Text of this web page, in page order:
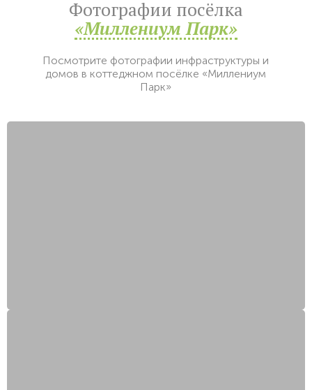
Фотографии посёлка
«Миллениум Парк»
Посмотрите фотографии инфраструктуры и
домов в коттеджном посёлке «Миллениум
Парк»